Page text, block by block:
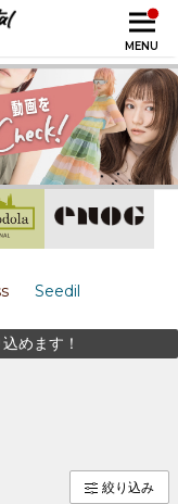
MENU
Seedil
めます！
絞り込み